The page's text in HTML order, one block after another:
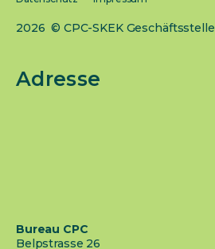
2026 © CPC-SKEK Geschäftsstelle
Adresse
Bureau CPC
Belpstrasse 26